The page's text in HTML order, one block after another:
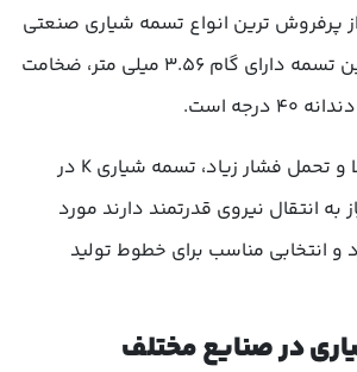
پرفروش ترین انواع تسمه شیاری صنعتی
محسوب می شود. این تسمه دارای گام 3.56 میلی متر، ضخامت
به دلیل استحکام بالا و تحمل فشار زیاد، تسمه شیاری K در
به انتقال نیروی قدرتمند دارند مورد
و انتخابی مناسب برای خطوط تولید
در صنایع مختلف